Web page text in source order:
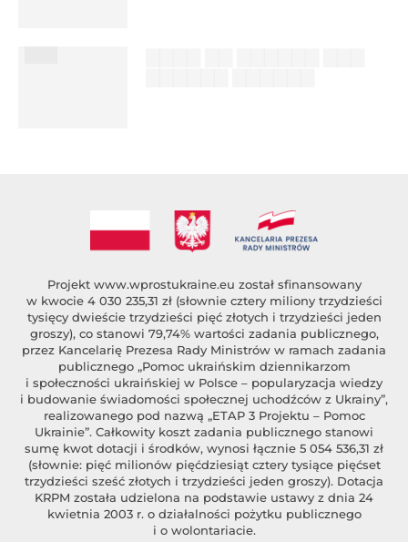
Projekt www.wprostukraine.eu został sfinansowany
w kwocie 4 030 235,31 zł (słownie cztery miliony trzydzieści
tysięcy dwieście trzydzieści pięć złotych i trzydzieści jeden
groszy), co stanowi 79,74% wartości zadania publicznego,
przez Kancelarię Prezesa Rady Ministrów w ramach zadania
publicznego „Pomoc ukraińskim dziennikarzom
i społeczności ukraińskiej w Polsce – popularyzacja wiedzy
i budowanie świadomości społecznej uchodźców z Ukrainy”,
realizowanego pod nazwą „ETAP 3 Projektu – Pomoc
Ukrainie”. Całkowity koszt zadania publicznego stanowi
sumę kwot dotacji i środków, wynosi łącznie 5 054 536,31 zł
(słownie: pięć milionów pięćdziesiąt cztery tysiące pięćset
trzydzieści sześć złotych i trzydzieści jeden groszy). Dotacja
KRPM została udzielona na podstawie ustawy z dnia 24
kwietnia 2003 r. o działalności pożytku publicznego
i o wolontariacie.